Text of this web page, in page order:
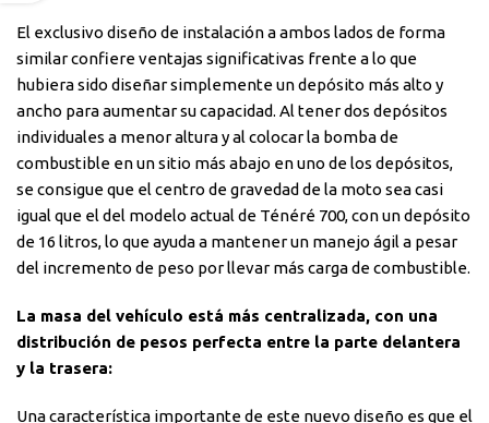
El exclusivo diseño de instalación a ambos lados de forma
similar confiere ventajas significativas frente a lo que
hubiera sido diseñar simplemente un depósito más alto y
ancho para aumentar su capacidad. Al tener dos depósitos
individuales a menor altura y al colocar la bomba de
combustible en un sitio más abajo en uno de los depósitos,
se consigue que el centro de gravedad de la moto sea casi
igual que el del modelo actual de Ténéré 700, con un depósito
de 16 litros, lo que ayuda a mantener un manejo ágil a pesar
del incremento de peso por llevar más carga de combustible.
La masa del vehículo está más centralizada, con una
distribución de pesos perfecta entre la parte delantera
y la trasera:
Una característica importante de este nuevo diseño es que el